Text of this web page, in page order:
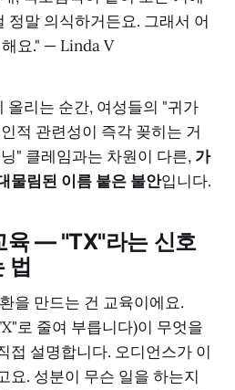
정말 의식하거든요. 그래서 어
요." — Linda V
올리는 순간, 여성들의 "귀가
적 관련성이 즉각 꽂히는 거
" 클레임과는 차원이 다른, 가
물림된 이름 붙은 불안입니다.
육 — "TX"라는 신호
법
을 만드는 건 교육이에요.
로 줄여 부릅니다)이 무엇을
접 설명합니다. 오디언스가 이
요. 성분이 무슨 일을 하는지